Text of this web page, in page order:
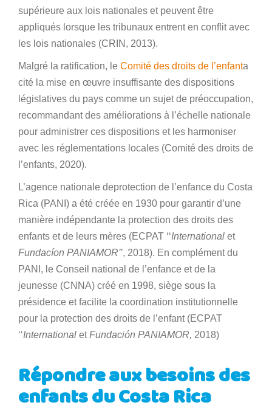
supérieure aux lois nationales et peuvent être
appliqués lorsque les tribunaux entrent en conflit avec
les lois nationales (CRIN, 2013).
Malgré la ratification, le Comité des droits de l’enfanta
cité la mise en œuvre insuffisante des dispositions
législatives du pays comme un sujet de préoccupation,
recommandant des améliorations à l’échelle nationale
pour administrer ces dispositions et les harmoniser
avec les réglementations locales (Comité des droits de
l’enfants, 2020).
L’agence nationale deprotection de l’enfance du Costa
Rica (PANI) a été créée en 1930 pour garantir d’une
manière indépendante la protection des droits des
enfants et de leurs mères (ECPAT ‘‘International et
Fundacíon PANIAMOR’’, 2018). En complément du
PANI, le Conseil national de l’enfance et de la
jeunesse (CNNA) créé en 1998, siège sous la
présidence et facilite la coordination institutionnelle
pour la protection des droits de l’enfant (ECPAT
‘‘International etFundación PANIAMOR, 2018)
Répondre aux besoins des
enfants du Costa Rica